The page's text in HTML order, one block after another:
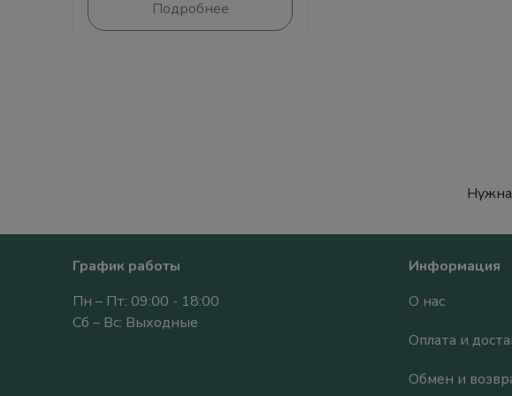
Подробнее
График работы
Пн – Пт: 09:00 - 18:00
Сб – Вс: Выходные
Информация
О нас
Оплата и
Обмен и